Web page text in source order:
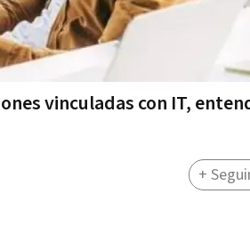
vinculadas con IT,
+